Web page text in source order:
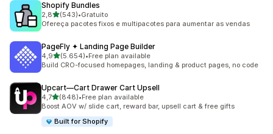
Shopify Bundles
2,8de 5 estrelas
(543)
543 total de avaliações
•Gratuito
Ofereça pacotes fixos e multipacotes para aumentar as vendas
PageFly ✦ Landing Page Builder
4,9de 5 estrelas
(5.654)
5654 total de avaliações
•Free plan available
Build CRO-focused homepages, landing & product pages, no code
Upcart—Cart Drawer Cart Upsell
4,7de 5 estrelas
(848)
848 total de avaliações
•Free plan available
Boost AOV w/ slide cart, reward bar, upsell cart & free gifts
Built for Shopify